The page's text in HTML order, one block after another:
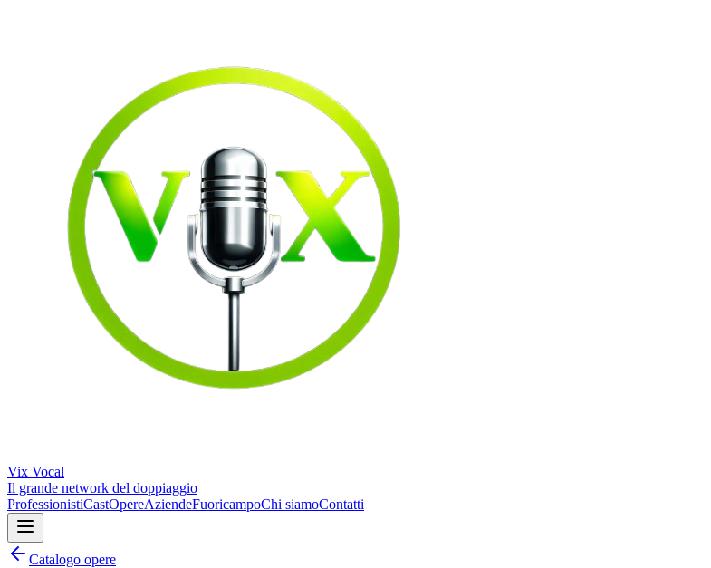
Vix Vocal
Il grande network del doppiaggio
ProfessionistiCastOpereAziendeFuoricampoChi siamoContatti
Catalogo opere